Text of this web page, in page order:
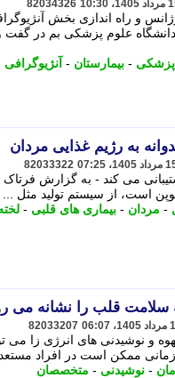
82034326
و راه اندازی بخش
علوم پزشکی بم در گفت
پزشکی - بیمارستان - آنژیوگرافی
به رژیم غذایی مردان
82033322
می کند - به گزارش فرتاک
- مردان - بیماری های قلبی -
سلامت قلب را نشانه می
82033207
و نوشیدنی های انرژی زا می
ممکن است در افراد
- نوشیدنی - متخصصان